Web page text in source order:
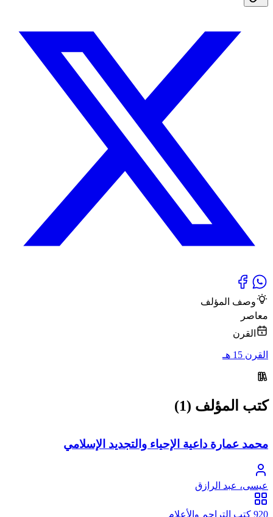
وصف المؤلف
معاصر
القرن
القرن 15 هـ
كتب المؤلف (1)
محمد عمارة داعية الإحياء والتجديد الإسلامي
عيسى، عبد الرازق
920 كتب التراجم والأعلام